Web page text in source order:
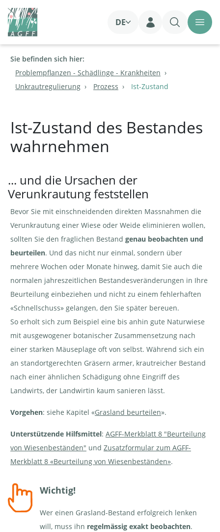
DE
Login
Sie befinden sich hier:
Problempflanzen - Schädlinge - Krankheiten
Unkrautregulierung
Prozess Ist-Zustand
Ist-Zustand des Bestandes
wahrnehmen
... und die Ursachen der
Verunkrautung feststellen
Bevor Sie mit einschneidenden direkten Massnahmen die
Verunkrautung einer Wiese oder Weide eliminieren wollen,
sollten Sie den fraglichen Bestand genau beobachten und
beurteilen. Und das nicht nur einmal, sondern über
mehrere Wochen oder Monate hinweg, damit Sie auch die
normalen jahreszeitlichen Bestandesveränderungen in Ihre
Beurteilung einbeziehen und nicht zu einem fehlerhaften
«Schnellschuss» gelangen, den Sie später bereuen.
So erholt sich zum Beispiel eine bis anhin gute Naturwiese
mit ausgewogener botanischer Zusammensetzung nach
einer starken Mäuseplage oft von selbst. Während sich ein
an standortgerechten Gräsern armer, krautreicher Bestand
nach einer ähnlichen Schädigung ohne Eingriff des
Landwirts, der Landwirtin kaum sanieren lässt.
Vorgehen: siehe Kapitel «Grasland beurteilen».
Unterstützende Hilfsmittel: AGFF-Merkblatt 8 "Beurteilung
von Wiesenbeständen" und Zusatzformular zum AGFF-
Merkblatt 8 «Beurteilung von Wiesenbeständen».
Wichtig!
Wer einen Grasland-Bestand erfolgreich lenken
will, muss ihn regelmässig exakt beobachten.